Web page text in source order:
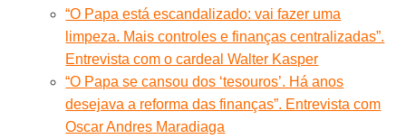
“O Papa está escandalizado: vai fazer uma
limpeza. Mais controles e finanças centralizadas”.
Entrevista com o cardeal Walter Kasper
“O Papa se cansou dos ‘tesouros’. Há anos
desejava a reforma das finanças”. Entrevista com
Oscar Andres Maradiaga